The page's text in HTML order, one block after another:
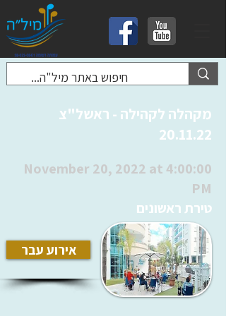
מקהלה לקהילה - ראשל"צ
20.11.22
November 20, 2022 at 4:00:00
PM
טירת ראשונים
אירוע עבר